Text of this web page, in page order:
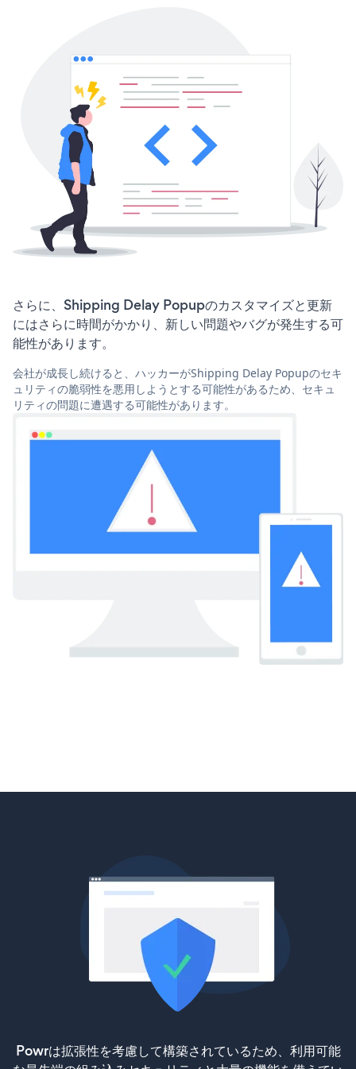
さらに、Shipping Delay Popupのカスタマイズと更新
にはさらに時間がかかり、新しい問題やバグが発生する可
能性があります。
会社が成長し続けると、ハッカーがShipping Delay Popupのセキ
ュリティの脆弱性を悪用しようとする可能性があるため、セキュ
リティの問題に遭遇する可能性があります。
Powrは拡張性を考慮して構築されているため、利用可能